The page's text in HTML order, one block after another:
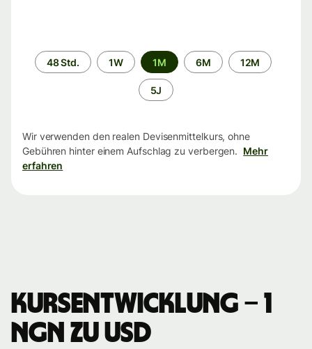
Zeitraum
48 Std. 1W 1M 6M 12M
5J
Wir verwenden den realen Devisenmittelkurs, ohne
Gebühren hinter einem Aufschlag zu verbergen. Mehr
erfahren
Kursentwicklung – 1
NGN zu USD